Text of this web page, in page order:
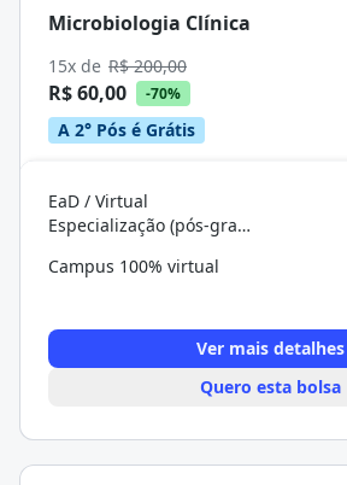
Microbiologia Clínica
15x de R$ 200,00
R$ 60,00 -70%
A 2° Pós é Grátis
EaD / Virtual
Especialização (pós-graduação)
Campus 100% virtual
Ver mais detalhes
Quero esta bolsa